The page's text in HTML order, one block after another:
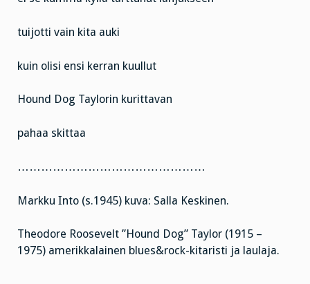
tuijotti vain kita auki
kuin olisi ensi kerran kuullut
Hound Dog Taylorin kurittavan
pahaa skittaa
…………………………………………
Markku Into (s.1945) kuva: Salla Keskinen.
Theodore Roosevelt ”Hound Dog” Taylor (1915 –
1975) amerikkalainen blues&rock-kitaristi ja laulaja.